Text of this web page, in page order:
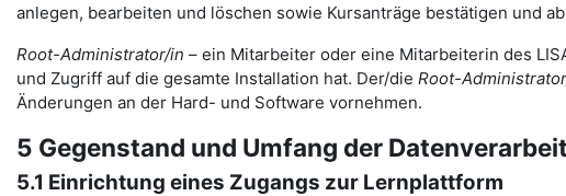
anlegen, bearbeiten und löschen sowie Kursanträge bestätigen und
Root-Administrator/in – ein Mitarbeiter oder eine Mitarbeiterin des
und Zugriff auf die gesamte Installation hat. Der/die Root-
Änderungen an der Hard- und Software vornehmen.
5 Gegenstand und Umfang der
5.1 Einrichtung eines Zugangs zur Lernplattform